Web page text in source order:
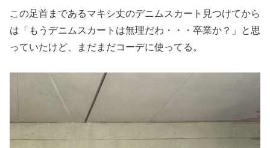
この足首まであるマキシ丈のデニムスカート見つけてから
は「もうデニムスカートは無理だわ・・・卒業か？」と思
っていたけど、まだまだコーデに使ってる。